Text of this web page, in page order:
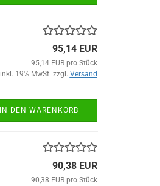
95,14 EUR
95,14 EUR pro Stück
inkl. 19% MwSt. zzgl. Versand
IN DEN WARENKORB
90,38 EUR
90,38 EUR pro Stück